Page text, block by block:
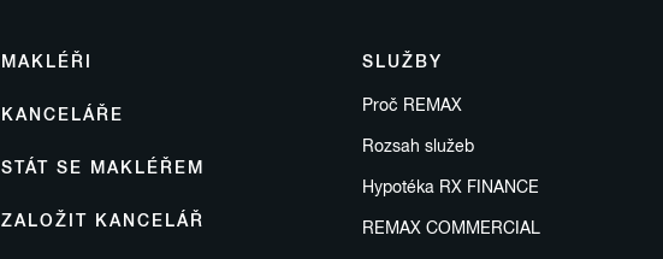
SLUŽBY
Proč REMAX
Rozsah služeb
Hypotéka RX FINANCE
REMAX COMMERCIAL
MAKLÉŘI
KANCELÁŘE
STÁT SE MAKLÉŘEM
ZALOŽIT KANCELÁŘ